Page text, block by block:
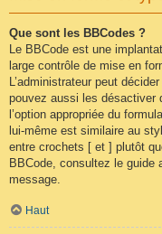
Que sont les BBCodes ?
Le BBCode est une
large contrôle de mise en
L’administrateur peut
pouvez aussi les désactiver
l’option appropriée du
lui-même est similaire au
entre crochets [ et ] plutôt
BBCode, consultez le guide
message.
Haut